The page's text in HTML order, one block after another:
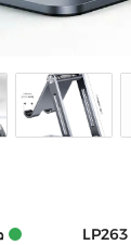
LP263